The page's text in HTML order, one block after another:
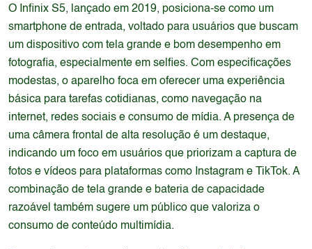
O Infinix S5, lançado em 2019, posiciona-se como um
smartphone de entrada, voltado para usuários que buscam
um dispositivo com tela grande e bom desempenho em
fotografia, especialmente em selfies. Com especificações
modestas, o aparelho foca em oferecer uma experiência
básica para tarefas cotidianas, como navegação na
internet, redes sociais e consumo de mídia. A presença de
uma câmera frontal de alta resolução é um destaque,
indicando um foco em usuários que priorizam a captura de
fotos e vídeos para plataformas como Instagram e TikTok. A
combinação de tela grande e bateria de capacidade
razoável também sugere um público que valoriza o
consumo de conteúdo multimídia.